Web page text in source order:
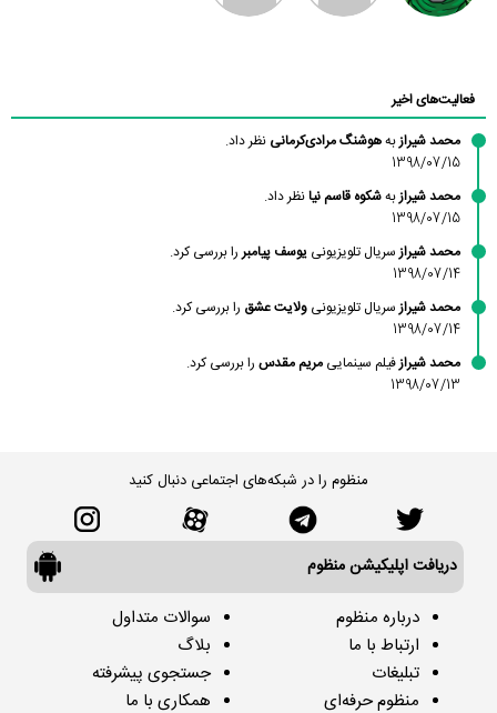
فعالیت‌های اخیر
محمد شیرازبههوشنگ مرادی‌کرمانی نظر داد.
1398/07/15
محمد شیرازبهشکوه قاسم نیانظر داد.
1398/07/15
محمد شیراز سریال تلویزیونی یوسف پیامبر را بررسی کرد.
1398/07/14
محمد شیراز سریال تلویزیونی ولایت عشق را بررسی کرد.
1398/07/14
محمد شیرازفیلم سینمایی مریم مقدس را بررسی کرد.
1398/07/13
منظوم را در شبکه‌های اجتماعی دنبال کنید
دریافت اپلیکیشن منظوم
درباره منظوم
ارتباط با ما
تبلیغات
منظوم حرفه‌ای
سوالات متداول
بلاگ
جستجوی پیشرفته
همکاری با ما